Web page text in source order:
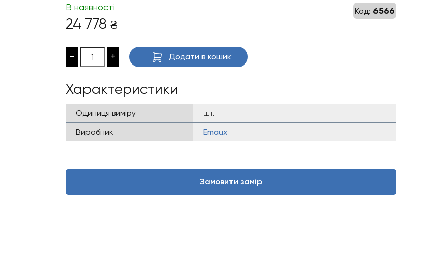
Код: 6566
В наявності
24 778 ₴
- + Додати в кошик
Характеристики
Одиниця виміру
шт.
Виробник
Emaux
Замовити замір